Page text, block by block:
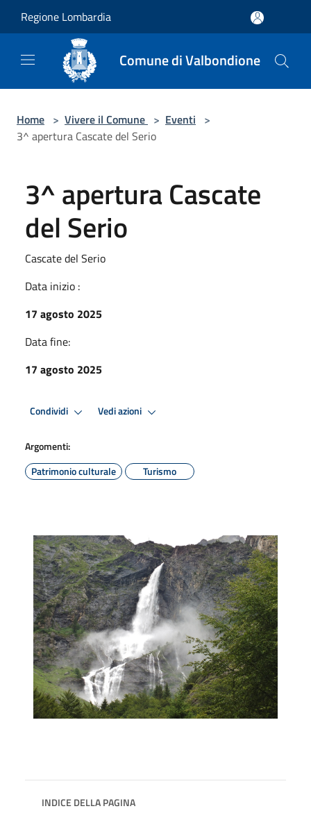
Regione Lombardia
Comune di Valbondione
Home > Vivere il Comune > Eventi >
3^ apertura Cascate del Serio
3^ apertura Cascate
del Serio
Cascate del Serio
Data inizio :
17 agosto 2025
Data fine:
17 agosto 2025
Condividi Vedi azioni
Argomenti:
Patrimonio culturale
Turismo
INDICE DELLA PAGINA